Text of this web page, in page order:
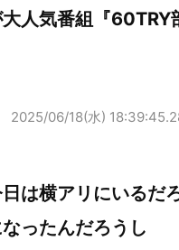
人気番組『
2025/06/18(水)
は横アリにいるだ
ったんだろうし